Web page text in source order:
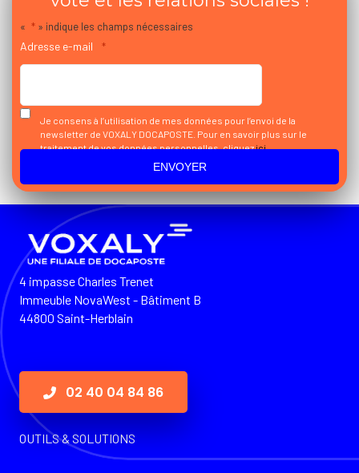
« * » indique les champs nécessaires
Adresse e-mail *
Je consens à l’utilisation de mes données pour l’envoi de la
newsletter de VOXALY DOCAPOSTE. Pour en savoir plus sur le
traitement de vos données personnelles, cliquezici
4 impasse Charles Trenet
Immeuble NovaWest - Bâtiment B
44800 Saint-Herblain
02 40 04 84 86
OUTILS & SOLUTIONS